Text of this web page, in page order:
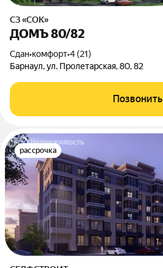
СЗ «СОК»
ДОМЪ 80/82
Сдан•комфорт•4 (21)
Барнаул, ул. Пролетарская, 80, 82
Позвонить
рассрочка